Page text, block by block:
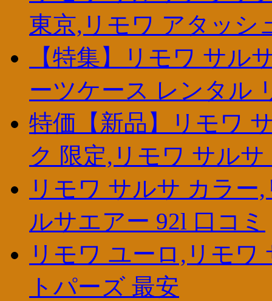
東京,リモワ アタッシ
【特集】リモワ サル
ーツケース レンタル
特価【新品】リモワ
ク 限定,リモワ サル
リモワ サルサ カラー
ルサエアー 92l 口コミ
リモワ ユーロ,リモワ
トパーズ 最安